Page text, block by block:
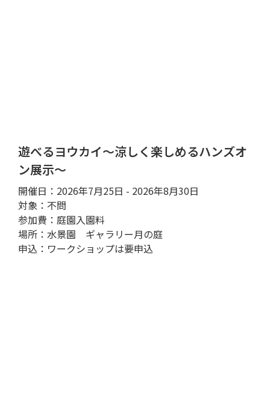
遊べるヨウカイ～涼しく楽しめるハンズオ
ン展示～
開催日：2026年7月25日 - 2026年8月30日
対象：不問
参加費：庭園入園料
場所：水景園 ギャラリー月の庭
申込：ワークショップは要申込